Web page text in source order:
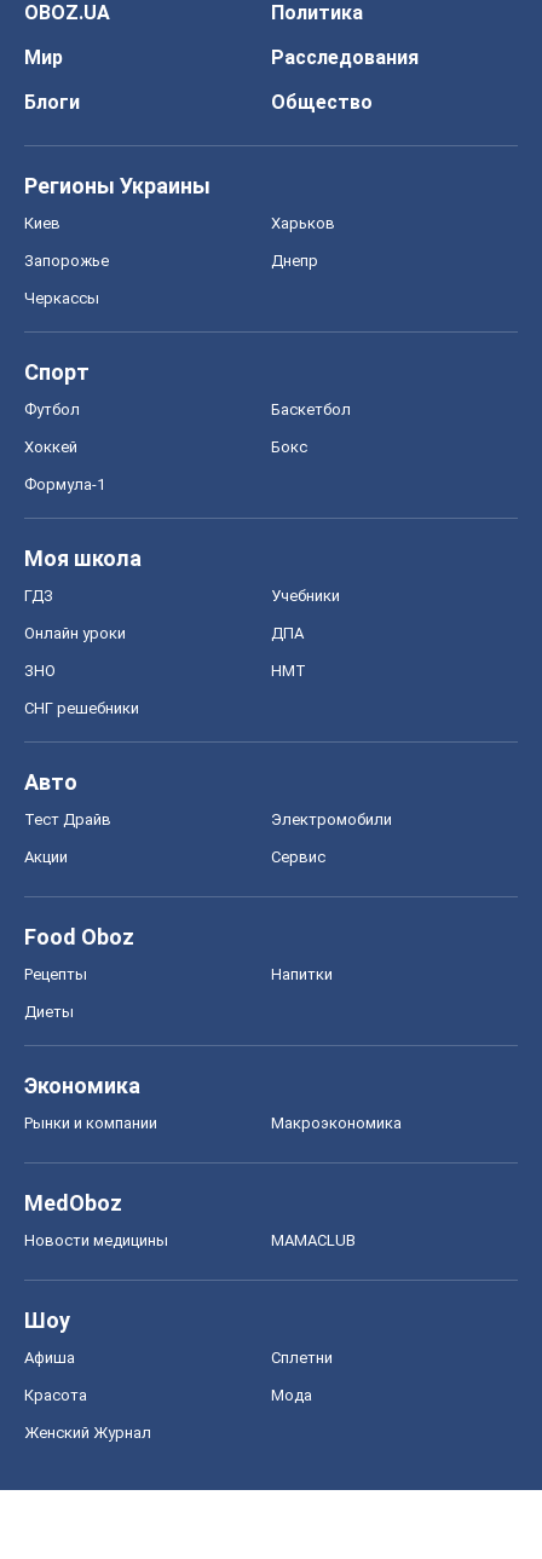
OBOZ.UA
Политика
Мир
Расследования
Блоги
Общество
Регионы Украины
Киев Харьков
Запорожье Днепр
Черкассы
Спорт
Футбол Баскетбол
Хоккей Бокс
Формула-1
Моя школа
ГДЗ Учебники
Онлайн уроки ДПА
ЗНО НМТ
СНГ решебники
Авто
Тест Драйв Электромобили
Акции Сервис
Food Oboz
Рецепты Напитки
Диеты
Экономика
Рынки и компании Mакроэкономика
MedOboz
Новости медицины MAMACLUB
Шоу
Афиша Сплетни
Красота Мода
Женский Журнал